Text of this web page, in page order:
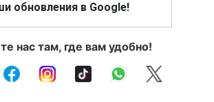
обновления в Google!
нас там, где вам удобно!